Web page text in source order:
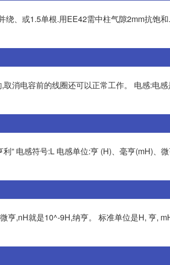
、或1.5单根.用EE42需中柱气隙2mm抗饱
消电容前的线圈还可以正常工作。 电感:电
” 电感符号:L 电感单位:亨 (H)、毫亨(mH)、
亨,nH就是10^-9H,纳亨。 标准单位是H, 亨,